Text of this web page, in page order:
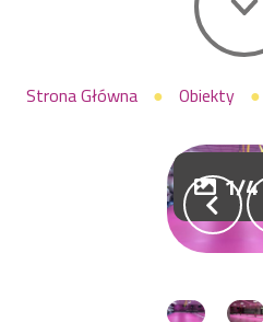
Ścieżka
Strona Główna Obiekty
1/4